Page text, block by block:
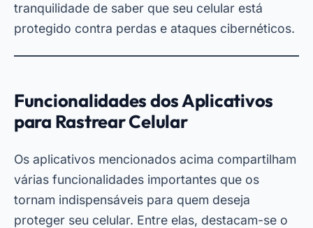
tranquilidade de saber que seu celular está
protegido contra perdas e ataques cibernéticos.
Funcionalidades dos Aplicativos
para Rastrear Celular
Os aplicativos mencionados acima compartilham
várias funcionalidades importantes que os
tornam indispensáveis para quem deseja
proteger seu celular. Entre elas, destacam-se o